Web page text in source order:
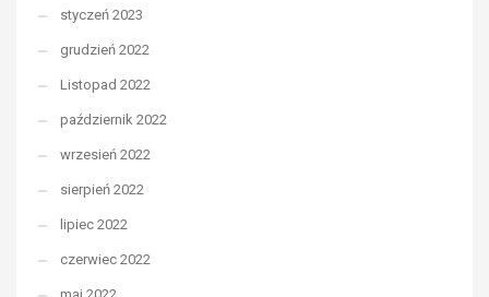
styczeń 2023
grudzień 2022
Listopad 2022
październik 2022
wrzesień 2022
sierpień 2022
lipiec 2022
czerwiec 2022